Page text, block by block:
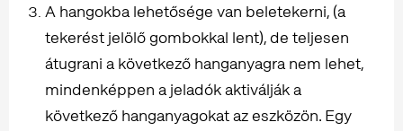
A hangokba lehetősége van beletekerni, (a
tekerést jelölő gombokkal lent), de teljesen
átugrani a következő hanganyagra nem lehet,
mindenképpen a jeladók aktiválják a
következő hanganyagokat az eszközön. Egy